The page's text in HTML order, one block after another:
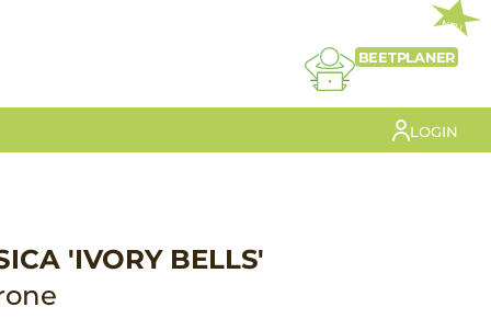
NEU
BEETPLANER
LOGIN
'IVORY BELLS'